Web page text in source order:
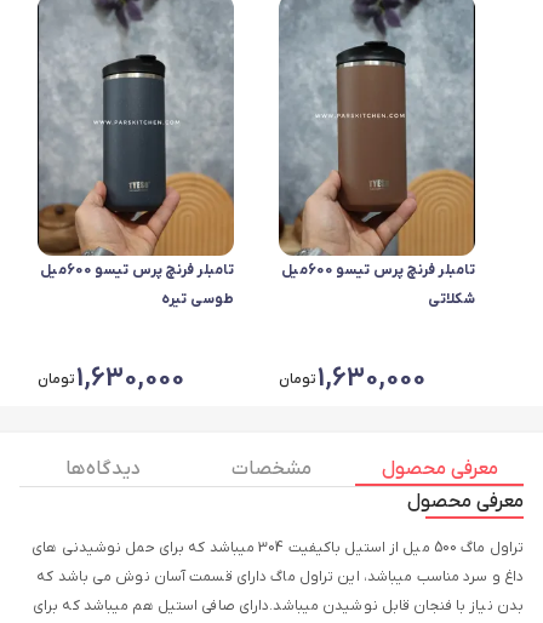
تامبلر فرنچ پرس تیسو 600میل
شکلاتی
1,630,000تومان
تامبلر فرنچ پرس تیسو 600میل
طوسی تیره
1,630,000تومان
معرفی محصول مشخصات
دیدگاه ها
معرفی محصول
تراول ماگ 500 میل از استیل باکیفیت 304 میباشد که برای حمل نوشیدنی های
داغ و سرد مناسب میباشد، این تراول ماگ دارای قسمت آسان نوش می باشد که
بدن نیاز با فنجان قابل نوشیدن میباشد.دارای صافی استیل هم میباشد که برای